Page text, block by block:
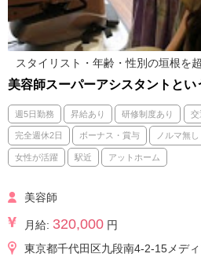
スタイリスト・年齢・性別の垣根を
美容師スーパーアシスタントとい
週5日勤務 昇給あり 研修制度あり 交
完全週休2日 ボーナス・賞与 ノルマ無し
女性が活躍 駅近 アットホーム
美容師
月給: 320,000 円
東京都千代田区九段南4-2-15メデ